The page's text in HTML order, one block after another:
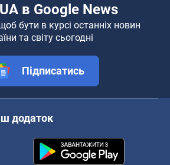
в Google News
бути в курсі останніх новин
та світу сьогодні
Підписатись
додаток